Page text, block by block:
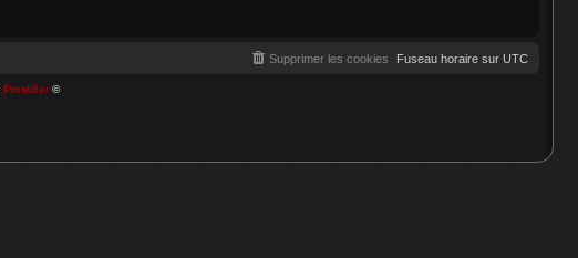
Fuseau horaire sur UTC
Supprimer les cookies
Prosk8er©